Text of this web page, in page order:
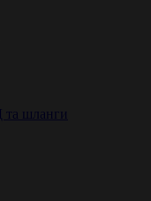
та шланги